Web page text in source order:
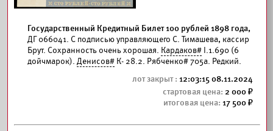
Государственный Кредитный Билет 100 рублей 1898 года,
ДГ 066041. С подписью управляющего С. Тимашева, кассир
Брут. Сохранность очень хорошая. Кардаков# I.1.690 (6
дойчмарок). Денисов# К- 28.2. Рябченко# 705а. Редкий.
12:03:15 08.11.2024
2 000
17 500